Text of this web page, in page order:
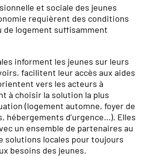
et sociale des jeunes
requièrent des conditions
de logement suffisamment
informent les jeunes sur leurs
facilitent leur accès aux aides
vers les acteurs à
à choisir la solution la plus
(logement automne, foyer de
hébergements d’urgence…). Elles
un ensemble de partenaires au
solutions locales pour toujours
besoins des jeunes.